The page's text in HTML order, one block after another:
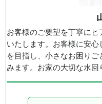
お客様のご要望を丁寧に
いたします。お客様に安
を目指し、小さなお困り
みます。お家の大切な水回